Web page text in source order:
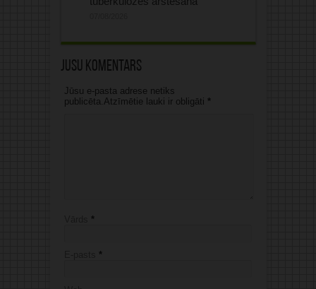
Jūsu komentārs
Jūsu e-pasta adrese netiks
publicēta.Atzīmētie lauki ir obligāti *
*
*